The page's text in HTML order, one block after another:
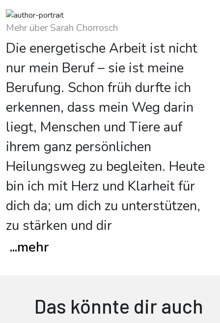
Mehr über Sarah Chorrosch
Die energetische Arbeit ist nicht
nur mein Beruf – sie ist meine
Berufung. Schon früh durfte ich
erkennen, dass mein Weg darin
liegt, Menschen und Tiere auf
ihrem ganz persönlichen
Heilungsweg zu begleiten. Heute
bin ich mit Herz und Klarheit für
dich da; um dich zu unterstützen,
zu stärken und dir
...mehr
Das könnte dir auch